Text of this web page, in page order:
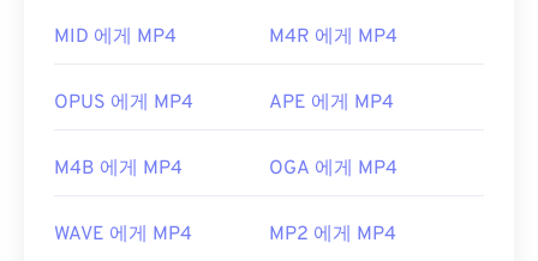
https://en.wikipedia.org/wiki/3GP_and_3G2
여는 데 문제가 있는 경우 일반적으로 컨테이너의 데
되지 않음을 의미합니다. 이 문제를 해결하려면
개발자: Moving Picture Experts Group(MPEG)
최초 출시: 1999년
MID 에게 MP4 M4R 에게 MP4
OPUS 에게 MP4 APE 에게 MP4
M4B 에게 MP4 OGA 에게 MP4
WAVE 에게 MP4 MP2 에게 MP4